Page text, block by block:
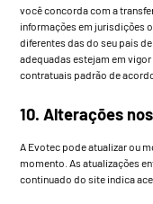
você concorda com a
informações em jurisdições
diferentes das do seu país
adequadas estejam em
contratuais padrão de acordo
10. Alterações
A Evotec pode atualizar ou
momento. As atualizações
continuado do site indica